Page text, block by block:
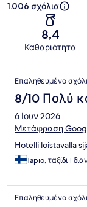
1.006 σχόλια
8,4
Καθαριότητα
Σχόλια
Επαληθευμένο
8/10 Πολύ
6 Ιουν 2026
Μετάφραση
Hotelli loistavalla
Tapio, ταξίδι 1
Επαληθευμένο